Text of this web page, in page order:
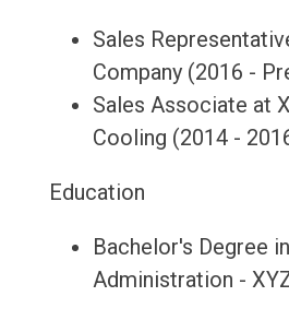
Sales
Company (2016 -
Sales Associate at
Cooling (2014 -
Education
Bachelor's Degree
Administration -